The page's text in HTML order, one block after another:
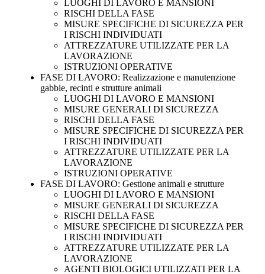
LUOGHI DI LAVORO E MANSIONI
RISCHI DELLA FASE
MISURE SPECIFICHE DI SICUREZZA PER
I RISCHI INDIVIDUATI
ATTREZZATURE UTILIZZATE PER LA
LAVORAZIONE
ISTRUZIONI OPERATIVE
FASE DI LAVORO: Realizzazione e manutenzione
gabbie, recinti e strutture animali
LUOGHI DI LAVORO E MANSIONI
MISURE GENERALI DI SICUREZZA
RISCHI DELLA FASE
MISURE SPECIFICHE DI SICUREZZA PER
I RISCHI INDIVIDUATI
ATTREZZATURE UTILIZZATE PER LA
LAVORAZIONE
ISTRUZIONI OPERATIVE
FASE DI LAVORO: Gestione animali e strutture
LUOGHI DI LAVORO E MANSIONI
MISURE GENERALI DI SICUREZZA
RISCHI DELLA FASE
MISURE SPECIFICHE DI SICUREZZA PER
I RISCHI INDIVIDUATI
ATTREZZATURE UTILIZZATE PER LA
LAVORAZIONE
AGENTI BIOLOGICI UTILIZZATI PER LA